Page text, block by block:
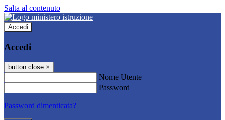
Salta al contenuto
Accedi
Accedi
button close ×
Nome Utente
Password
Password dimenticata?